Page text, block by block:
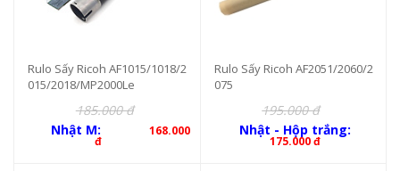
Rulo Sấy Ricoh AF1015/1018/2
015/2018/MP2000Le
185.000 đ
Nhật M:
168.000
đ
Rulo Sấy Ricoh AF2051/2060/2
075
195.000 đ
Nhật - Hộp trắng:
175.000 đ